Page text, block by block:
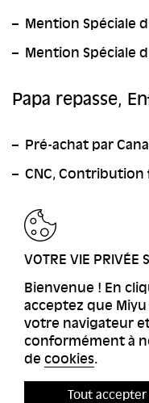
Mention Spéciale
Mention Spéciale
Papa repasse,
Pré-achat par
CNC, Contribution
RETOUR
VOTRE VIE PRIVÉE
Bienvenue ! En
acceptez que
votre navigateur
conformément à
de cookies.
Tout accepter